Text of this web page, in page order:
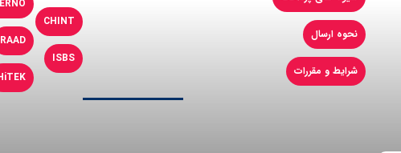
نحوه ارسال
شرایط و مقررات
CHINT
ISBS
RAAD